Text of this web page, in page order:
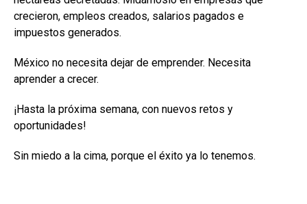
crecieron, empleos creados, salarios pagados e
impuestos generados.
México no necesita dejar de emprender. Necesita
aprender a crecer.
¡Hasta la próxima semana, con nuevos retos y
oportunidades!
Sin miedo a la cima, porque el éxito ya lo tenemos.